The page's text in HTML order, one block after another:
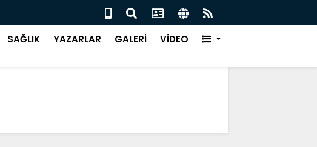
SAMSUN’DA ‘BU KAMPTA HAYAT VAR’
SAĞLIK YAZARLAR GALERİ VİDEO